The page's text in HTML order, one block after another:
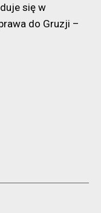
się w
do Gruzji –